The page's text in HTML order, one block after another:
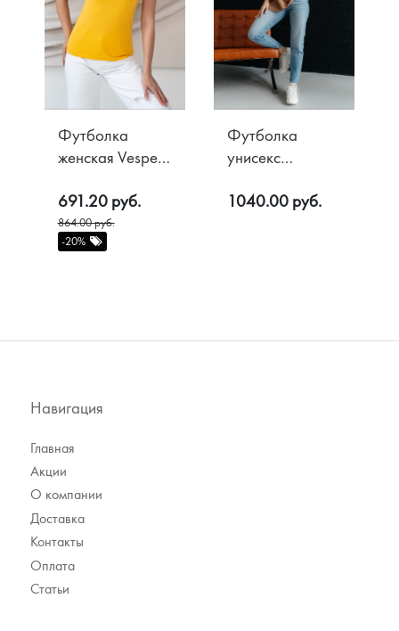
Футболка
женская Vesper,
691.20 руб.
864.00 руб.
-20%
Футболка
унисекс
Мускатный орех
1040.00 руб.
Навигация
Главная
Акции
О компании
Доставка
Контакты
Оплата
Статьи